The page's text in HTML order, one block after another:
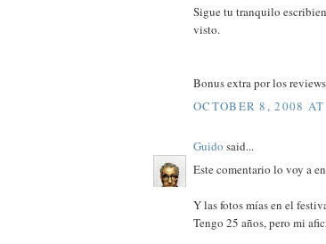
Sigue tu tranquilo
visto.
Bonus extra por los
OCTOBER 8, 2008
Guido said...
Este comentario lo voy a
Y las fotos mías en el
Tengo 25 años, pero mi